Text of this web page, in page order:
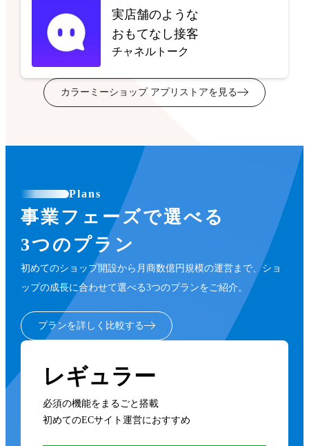
実店舗のような
おもてなし接客
チャネルトーク
カラーミーショップ アプリストアを見る
Plans
事業フェーズで選べる
3つのプラン
初めてのショップ開設から月商数億円規模の運営まで、ショ
ップの成長に合わせて選べる3つのプランをご紹介。
プランを詳しく比較する
レギュラー
必須の機能をまるごと搭載
初めてのECサイト運営におすすめ